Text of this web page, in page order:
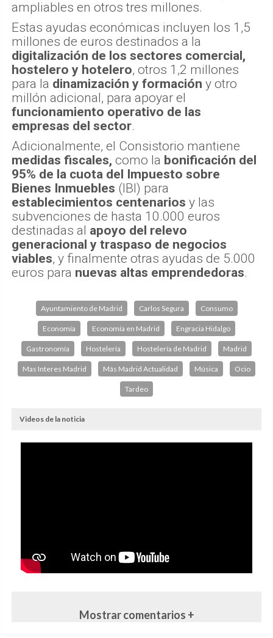
ampliables en otros tres millones.
Estas ayudas económicas incluyen los 1,5
millones de euros destinados a la
digitalización de los sectores comercial,
hostelero y hotelero, otros 1,2 millones
para la dinamización y formación y otro
millón adicional, para apoyar el
funcionamiento operativo de las
empresas del sector.
Adicionalmente, el Consistorio mantiene
medidas fiscales, como la bonificación del
95% de la cuota del Impuesto sobre
Bienes Inmuebles (IBI) para
establecimientos centenarios y las
subvenciones de hasta 10.000 euros
destinadas al apoyo del relevo
generacional y traspaso de negocios
viables, y finalmente otras ayudas de 5.000
euros para nuevas altas emprendedoras.
Ayuntamiento de Madrid Carlos Segura Consumo
Economía Economía en Madrid Engracia Hidalgo
Gastronomía Hostelería Hostelería de Madrid Madrid
Mas Interes Madrid Más Madrid Actualidad Música Ocio
Tardeo
Videos de la noticia
Mostrar comentarios +